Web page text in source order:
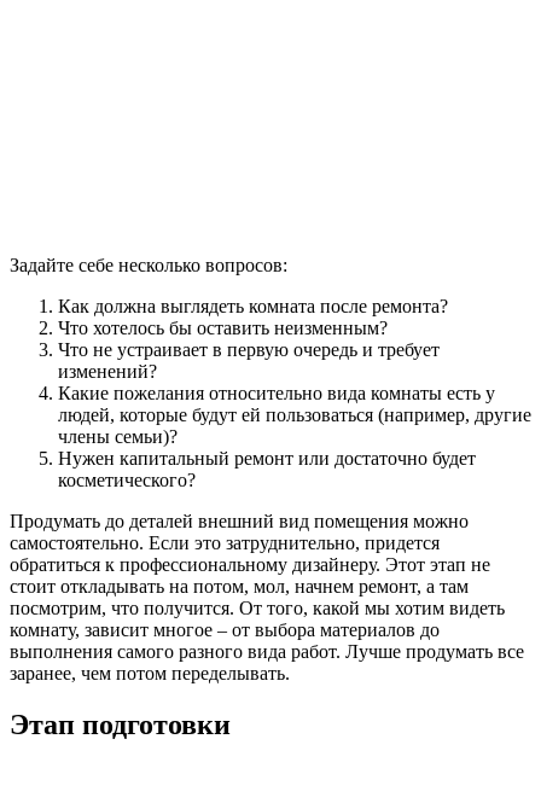
Задайте себе несколько вопросов:
Как должна выглядеть комната после ремонта?
Что хотелось бы оставить неизменным?
Что не устраивает в первую очередь и требует
изменений?
Какие пожелания относительно вида комнаты есть у
людей, которые будут ей пользоваться (например, другие
члены семьи)?
Нужен капитальный ремонт или достаточно будет
косметического?
Продумать до деталей внешний вид помещения можно
самостоятельно. Если это затруднительно, придется
обратиться к профессиональному дизайнеру. Этот этап не
стоит откладывать на потом, мол, начнем ремонт, а там
посмотрим, что получится. От того, какой мы хотим видеть
комнату, зависит многое – от выбора материалов до
выполнения самого разного вида работ. Лучше продумать все
заранее, чем потом переделывать.
Этап подготовки